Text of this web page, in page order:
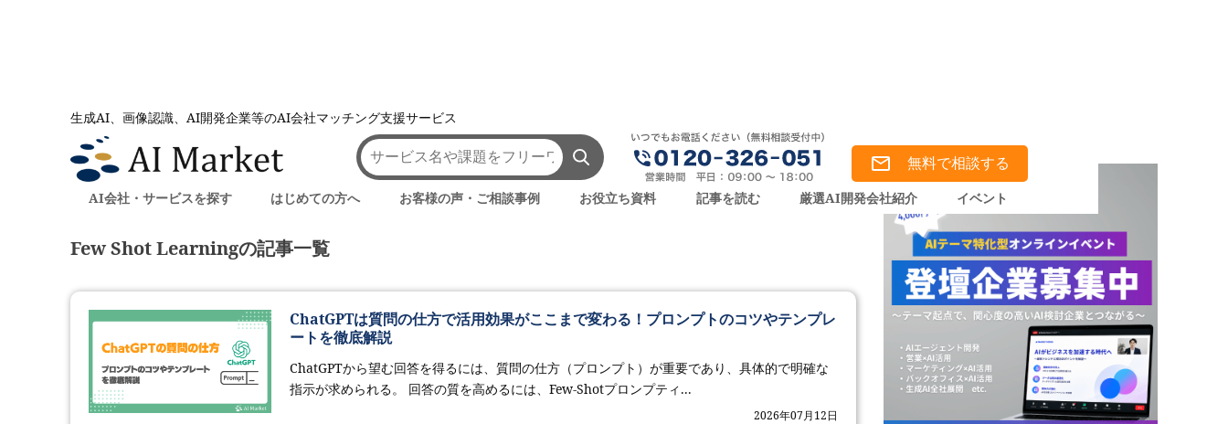
生成AI、画像認識、AI開発企業等のAI会社マッチング支援サービス
無料で相談する
AI会社・サービスを探す はじめての方へ お客様の声・ご相談事例 お役立ち資料 記事を読む 厳選AI開発会社紹介 イベント
AI会社とのマッチングは AI Market 記事一覧 Few Shot Learning
記事一覧
Few Shot Learningの記事一覧
ChatGPTは質問の仕方で活用効果がここまで変わる！プロンプトのコツやテンプレ
ートを徹底解説
ChatGPTから望む回答を得るには、質問の仕方（プロンプト）が重要であり、具体的で明確な
指示が求められる。 回答の質を高めるには、Few-Shotプロンプティ...
2026年07月12日